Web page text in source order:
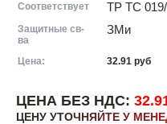
Соответствует ТР ТС
Защитные св-
ва
ЗМи
Цена: 32.91 руб
ЦЕНА БЕЗ НДС:
ЦЕНУ УТОЧНЯЙТЕ У